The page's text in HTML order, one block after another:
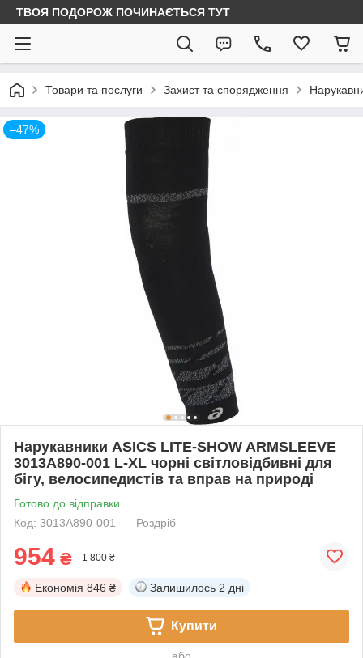
ТВОЯ ПОДОРОЖ ПОЧИНАЄТЬСЯ ТУТ
Товари та послуги Захист та спорядження
–47%
Нарукавники ASICS LITE-SHOW ARMSLEEVE
3013A890-001 L-XL чорні світловідбивні для
бігу, велосипедистів та вправ на природі
Готово до відправки
Код: 3013A890-001
Роздріб
954 ₴ 1 800 ₴
Економія 846 ₴ Залишилось 2 дні
Купити
або